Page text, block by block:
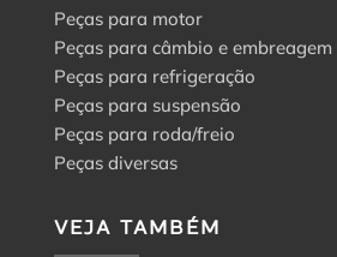
Peças para motor
Peças para câmbio e embreagem
Peças para refrigeração
Peças para suspensão
Peças para roda/freio
Peças diversas
VEJA TAMBÉM